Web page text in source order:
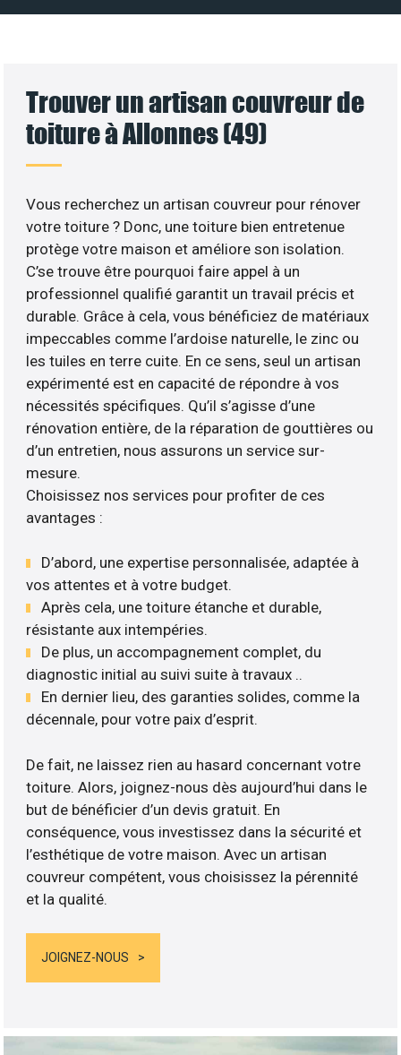
Trouver un artisan couvreur de
toiture à Allonnes (49)
Vous recherchez un artisan couvreur pour rénover
votre toiture ? Donc, une toiture bien entretenue
protège votre maison et améliore son isolation.
C’se trouve être pourquoi faire appel à un
professionnel qualifié garantit un travail précis et
durable. Grâce à cela, vous bénéficiez de matériaux
impeccables comme l’ardoise naturelle, le zinc ou
les tuiles en terre cuite. En ce sens, seul un artisan
expérimenté est en capacité de répondre à vos
nécessités spécifiques. Qu’il s’agisse d’une
rénovation entière, de la réparation de gouttières ou
d’un entretien, nous assurons un service sur-
mesure.
Choisissez nos services pour profiter de ces
avantages :
D’abord, une expertise personnalisée, adaptée à
vos attentes et à votre budget.
Après cela, une toiture étanche et durable,
résistante aux intempéries.
De plus, un accompagnement complet, du
diagnostic initial au suivi suite à travaux ..
En dernier lieu, des garanties solides, comme la
décennale, pour votre paix d’esprit.
De fait, ne laissez rien au hasard concernant votre
toiture. Alors, joignez-nous dès aujourd’hui dans le
but de bénéficier d’un devis gratuit. En
conséquence, vous investissez dans la sécurité et
l’esthétique de votre maison. Avec un artisan
couvreur compétent, vous choisissez la pérennité
et la qualité.
JOIGNEZ-NOUS